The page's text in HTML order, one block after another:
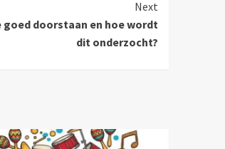
Next
goed doorstaan en hoe wordt
dit onderzocht?